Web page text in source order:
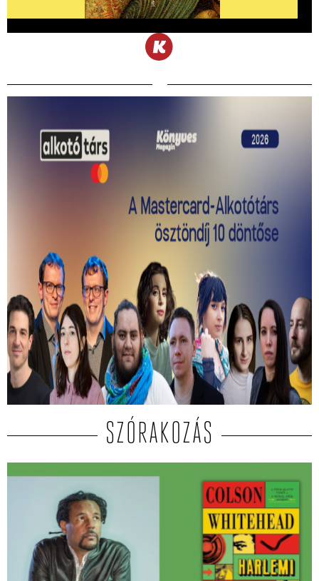
Kiválasztották a 2026-os Mastercard -
Alkotótárs ösztöndíj 10 döntősét!
Közülük kerül ki a két győztes.
SZÓRAKOZÁS